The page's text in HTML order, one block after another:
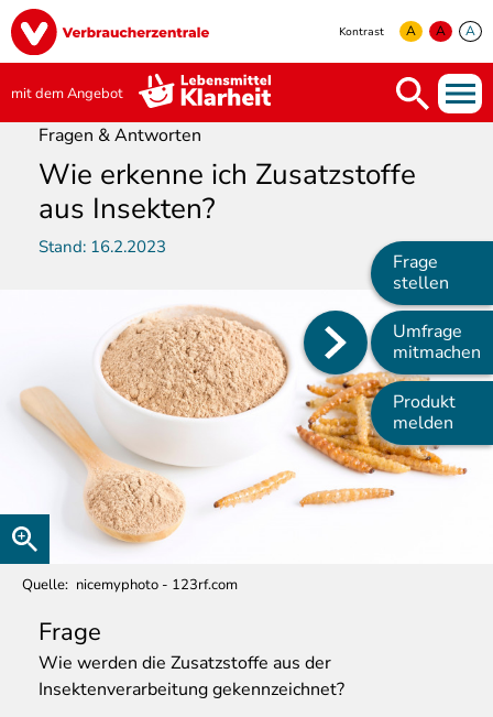
Direkt
zum
Inhalt
Image
Kontrast A A A
mit dem Angebot
Main
navigation
Frage
stellen
Umfrage
mitmachen
Produkt
melden
Fragen & Antworten
Wie erkenne ich Zusatzstoffe
aus Insekten?
Stand: 16.2.2023
Quelle nicemyphoto - 123rf.com
Frage
Wie werden die Zusatzstoffe aus der
Insektenverarbeitung gekennzeichnet?